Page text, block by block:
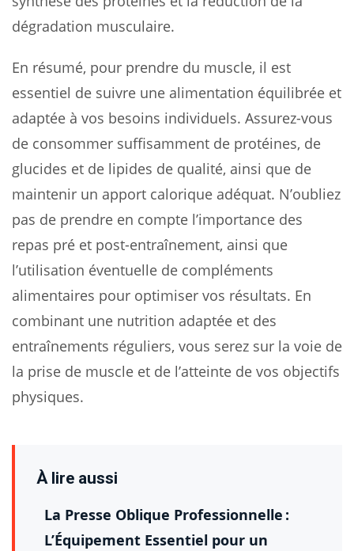
dégradation musculaire.
En résumé, pour prendre du muscle, il est
essentiel de suivre une alimentation équilibrée et
adaptée à vos besoins individuels. Assurez-vous
de consommer suffisamment de protéines, de
glucides et de lipides de qualité, ainsi que de
maintenir un apport calorique adéquat. N’oubliez
pas de prendre en compte l’importance des
repas pré et post-entraînement, ainsi que
l’utilisation éventuelle de compléments
alimentaires pour optimiser vos résultats. En
combinant une nutrition adaptée et des
entraînements réguliers, vous serez sur la voie de
la prise de muscle et de l’atteinte de vos objectifs
physiques.
À lire aussi
La Presse Oblique Professionnelle :
L’Équipement Essentiel pour un